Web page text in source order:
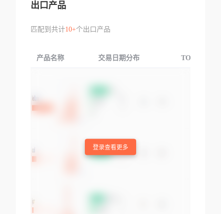
出口产品
匹配到共计10+个出口产品
产品名称 交易日期分布 TOP3交易国
登录查看更多